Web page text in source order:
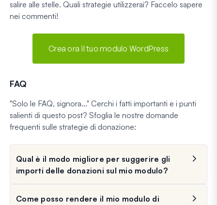
salire alle stelle. Quali strategie utilizzerai? Faccelo sapere
nei commenti!
Crea ora il tuo modulo WordPress
FAQ
"Solo le FAQ, signora..." Cerchi i fatti importanti e i punti
salienti di questo post? Sfoglia le nostre domande
frequenti sulle strategie di donazione:
Qual è il modo migliore per suggerire gli
importi delle donazioni sul mio modulo?
Come posso rendere il mio modulo di